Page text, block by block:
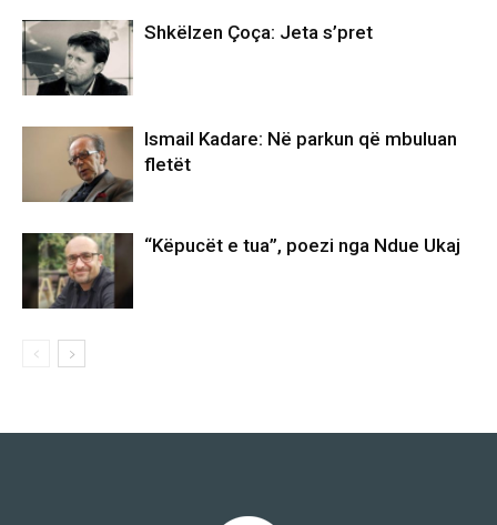
Shkëlzen Çoça: Jeta s’pret
Ismail Kadare: Në parkun që mbuluan
fletët
“Këpucët e tua”, poezi nga Ndue Ukaj